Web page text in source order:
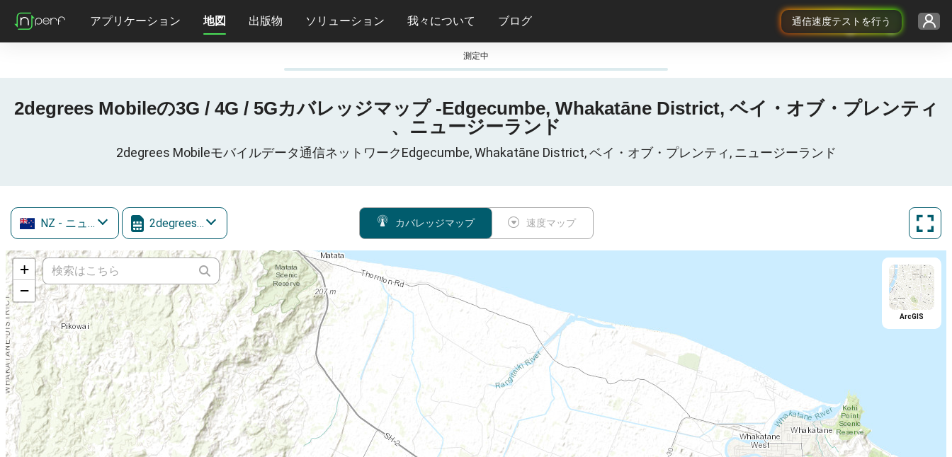
通信速度テストを行う
アプリケーション 地図 出版物 ソリューション 我々について ブログ
測定中
2degrees Mobileの3G / 4G / 5Gカバレッジマップ -Edgecumbe, Whakatāne District, ベイ・オブ・プレンティ
、ニュージーランド
2degrees Mobileモバイルデータ通信ネットワークEdgecumbe, Whakatāne District, ベイ・オブ・プレンティ, ニュージーランド
NZ - ニュージーランド 2degrees Mobile カバレッジマップ 速度マップ
+
−
ArcGIS